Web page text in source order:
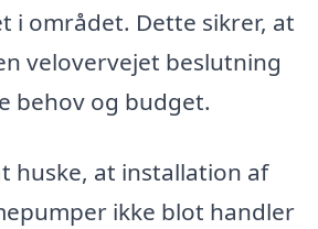
i området. Dette sikrer, at
velovervejet beslutning
behov og budget.
huske, at installation af
ikke blot handler